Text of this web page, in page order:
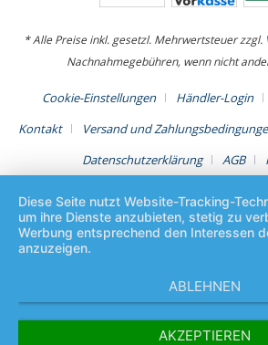
* Alle Preise inkl. gesetzl. Mehrwertsteuer zzgl.
Nachnahmegebühren, wenn nicht
Cookie-Einstellungen Händler-Login
Kontakt
Versand und
Datenschutzerklärung
AGB
Diese Seite nutzt Website-Tracking-
um ihre Dienste anzubieten, stetig zu
Werbung entsprechend den Interessen
anzuzeigen.
ABLEHNEN
AKZEPTIEREN